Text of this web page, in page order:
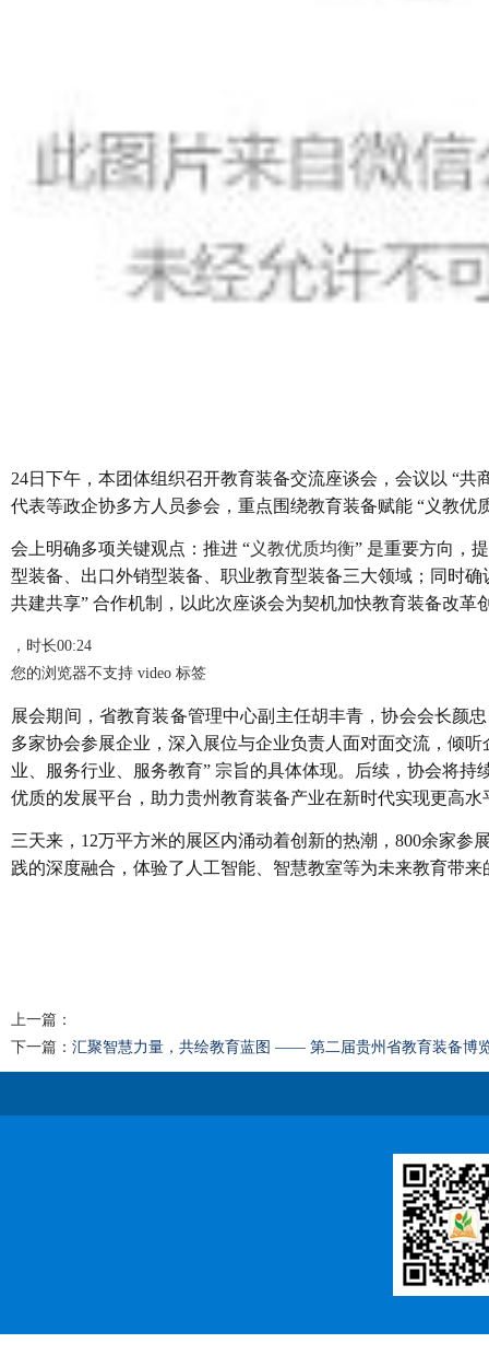
24日下午，本团体组织召开教育装备交流座谈会，会议以 “
代表等政企协多方人员参会，重点围绕教育装备赋能 “义教
会上明确多项关键观点：推进 “义教优质均衡” 是重要方向，
型装备、出口外销型装备、职业教育型装备三大领域；同时
共建共享” 合作机制，以此次座谈会为契机加快教育装备改
，时长00:24
您的浏览器不支持 video 标签
展会期间，省教育装备管理中心副主任胡丰青，协会会长颜
多家协会参展企业，深入展位与企业负责人面对面交流，倾
业、服务行业、服务教育” 宗旨的具体体现。后续，协会将
优质的发展平台，助力贵州教育装备产业在新时代实现更高水
三天来，12万平方米的展区内涌动着创新的热潮，800余家
践的深度融合，体验了人工智能、智慧教室等为未来教育带
上一篇：
下一篇： 汇聚智慧力量，共绘教育蓝图 —— 第二届贵州省教育装备博